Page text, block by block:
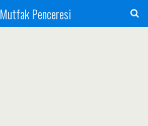
Mutfak Penceresi